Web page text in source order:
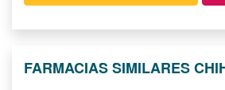
FARMACIAS SIMILARES